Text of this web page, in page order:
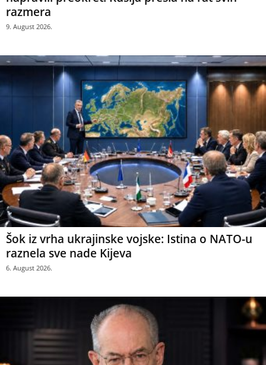
razmera
9. August 2026.
Šok iz vrha ukrajinske vojske: Istina o NATO-u
raznela sve nade Kijeva
6. August 2026.